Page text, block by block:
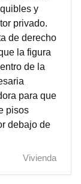
y
privado.
de derecho
la figura
de la
para que
pisos
debajo de
Vivienda